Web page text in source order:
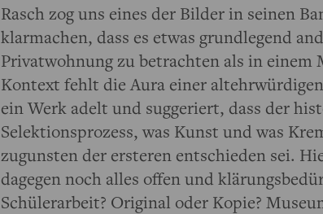
Rasch zog uns eines der Bilder in seinen
klarmachen, dass es etwas grundlegend
Privatwohnung zu betrachten als in einem
Kontext fehlt die Aura einer
ein Werk adelt und suggeriert, dass der
Selektionsprozess, was Kunst und was
zugunsten der ersteren entschieden sei.
dagegen noch alles offen und
Schülerarbeit? Original oder Kopie?